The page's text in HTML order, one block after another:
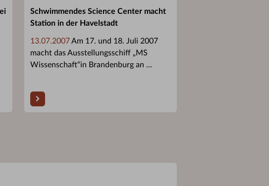
Schwimmendes Science Center macht
Station in der Havelstadt
13.07.2007Am 17. und 18. Juli 2007
macht das Ausstellungsschiff „MS
Wissenschaft“in Brandenburg an ...